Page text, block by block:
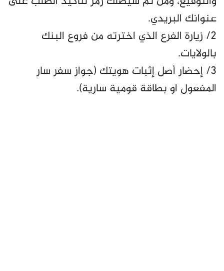
عنوانك البريدي.
٢/ زيارة الفرع الذي اخترته من فروع البنك
بالولايات.
٣/ إحضار أصل إثبات هويتك (جواز سفر سار
المفعول او بطاقة قومية سارية).